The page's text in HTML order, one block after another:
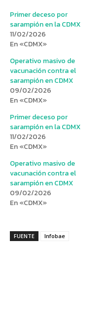
Primer deceso por
sarampión en la CDMX
11/02/2026
En «CDMX»
Operativo masivo de
vacunación contra el
sarampión en CDMX
09/02/2026
En «CDMX»
Primer deceso por
sarampión en la CDMX
11/02/2026
En «CDMX»
Operativo masivo de
vacunación contra el
sarampión en CDMX
09/02/2026
En «CDMX»
FUENTE Infobae